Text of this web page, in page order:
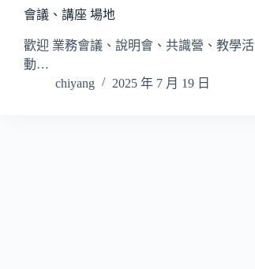
會議、講座 場地
歡迎 業務會議、說明會、共識營、教學活
動…
chiyang
2025 年 7 月 19 日